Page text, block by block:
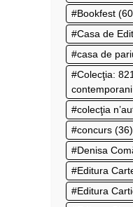
Bookfest
Casa de
casa de
Colecţia:
contemporani
colecţia
concurs (36)
Denisa
Editura
Editura